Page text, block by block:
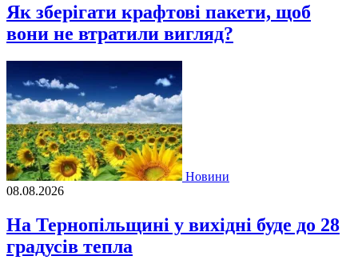
Як зберігати крафтові пакети, щоб
вони не втратили вигляд?
Новини
08.08.2026
На Тернопільщині у вихідні буде до 28
градусів тепла